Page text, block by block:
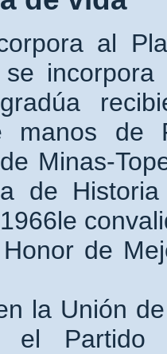
al
se
manos de
Minas-
de
de
la Unión
el Partido